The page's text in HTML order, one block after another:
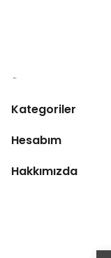
Kategoriler
Hesabım
Hakkımızda